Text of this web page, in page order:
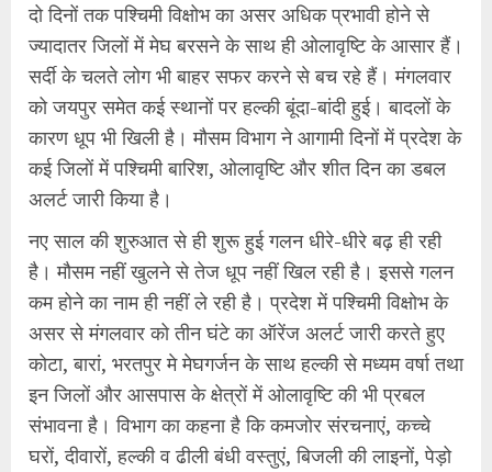
दो दिनों तक पश्चिमी विक्षोभ का असर अधिक प्रभावी होने से
ज्यादातर जिलों में मेघ बरसने के साथ ही ओलावृष्टि के आसार हैं।
सर्दी के चलते लोग भी बाहर सफर करने से बच रहे हैं। मंगलवार
को जयपुर समेत कई स्थानों पर हल्की बूंदा-बांदी हुई। बादलों के
कारण धूप भी खिली है। मौसम विभाग ने आगामी दिनों में प्रदेश के
कई जिलों में पश्चिमी बारिश, ओलावृष्टि और शीत दिन का डबल
अलर्ट जारी किया है।
नए साल की शुरुआत से ही शुरू हुई गलन धीरे-धीरे बढ़ ही रही
है। मौसम नहीं खुलने से तेज धूप नहीं खिल रही है। इससे गलन
कम होने का नाम ही नहीं ले रही है। प्रदेश में पश्चिमी विक्षोभ के
असर से मंगलवार को तीन घंटे का ऑरेंज अलर्ट जारी करते हुए
कोटा, बारां, भरतपुर मे मेघगर्जन के साथ हल्की से मध्यम वर्षा तथा
इन जिलों और आसपास के क्षेत्रों में ओलावृष्टि की भी प्रबल
संभावना है। विभाग का कहना है कि कमजोर संरचनाएं, कच्चे
घरों, दीवारों, हल्की व ढीली बंधी वस्तुएं, बिजली की लाइनों, पेड़ो